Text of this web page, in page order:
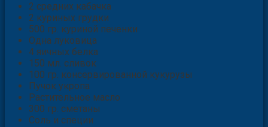
2 средних кабачка
2 куриных грудки
500 гр. куриной печенки
Одна луковица
4 яичных белка
150 мл. сливок
100 гр. консервированной кукурузы
Пучок укропа
Растительное масло
300 гр. сметаны
Соль и специи